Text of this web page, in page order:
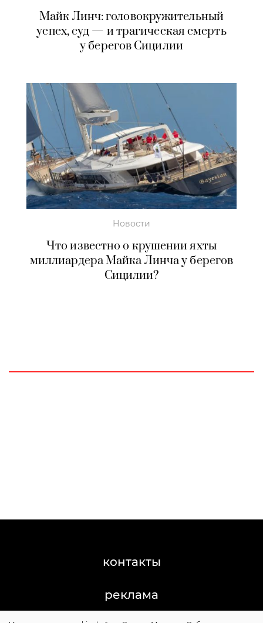
Майк Линч: головокружительный
успех, суд — и трагическая смерть
у берегов Сицилии
Новости
Что известно о крушении яхты
миллиардера Майка Линча у берегов
Сицилии?
контакты
реклама